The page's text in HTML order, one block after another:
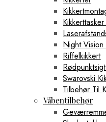
Night Vision
Riffelkikkert
Swarovski
Tilbehør Til
Våbentilbehør